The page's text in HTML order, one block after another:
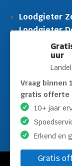
uur
Vraag binnen
gratis offerte
10+ jaar
Erkend en
Gratis
Loodgieter
Loodgieter
Loodgieter
Loodgieter
Loodgieter
Loodgieter
© Copyright